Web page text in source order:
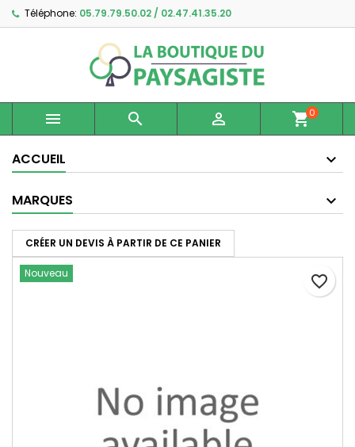
Téléphone: 05.79.79.50.02 / 02.47.41.35.20
   shopping_cart0
ACCUEIL
MARQUES
CRÉER UN DEVIS À PARTIR DE CE PANIER
favorite_border
Nouveau
Ajouter à ma liste d'envies ×
Créer une nouvelle liste
Créer une liste d'envies ×
Nom de la liste d'envies
Connexion ×
Vous devez être connecté pour ajouter des produits
à votre liste d'envies.
Annuler Connexion